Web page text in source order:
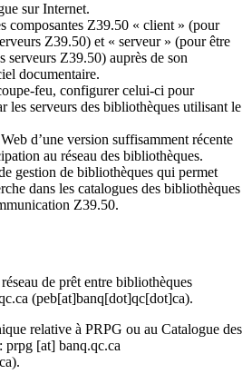
sur Internet.
composantes Z39.50 « client » (pour
Z39.50) et « serveur » (pour être
serveurs Z39.50) auprès de son
documentaire.
feu, configurer celui-ci pour
les serveurs des bibliothèques utilisant le
d’une version suffisamment récente
au réseau des bibliothèques.
gestion de bibliothèques qui permet
dans les catalogues des bibliothèques
Z39.50.
de prêt entre bibliothèques
(peb[at]banq[dot]qc[dot]ca).
relative à PRPG ou au Catalogue des
prpg [at] banq.qc.ca
.